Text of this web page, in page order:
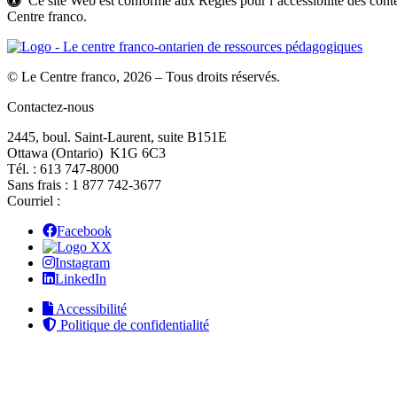
Centre franco.
© Le Centre franco, 2026 – Tous droits réservés.
Contactez-nous
2445, boul. Saint-Laurent, suite B151E
Ottawa (Ontario) K1G 6C3
Tél. : 613 747‑8000
Sans frais : 1 877 742‑3677
Courriel :
Facebook
X
Instagram
LinkedIn
Accessibilité
Politique de confidentialité